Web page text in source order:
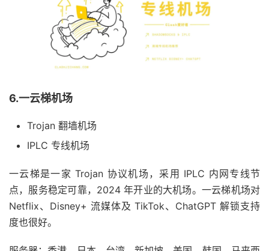
6.一云梯机场
Trojan 翻墙机场
IPLC 专线机场
一云梯是一家 Trojan 协议机场，采用 IPLC 内网专线节
点，服务稳定可靠，2024 年开业的大机场。一云梯机场对
Netflix、Disney+ 流媒体及 TikTok、ChatGPT 解锁支持
度也很好。